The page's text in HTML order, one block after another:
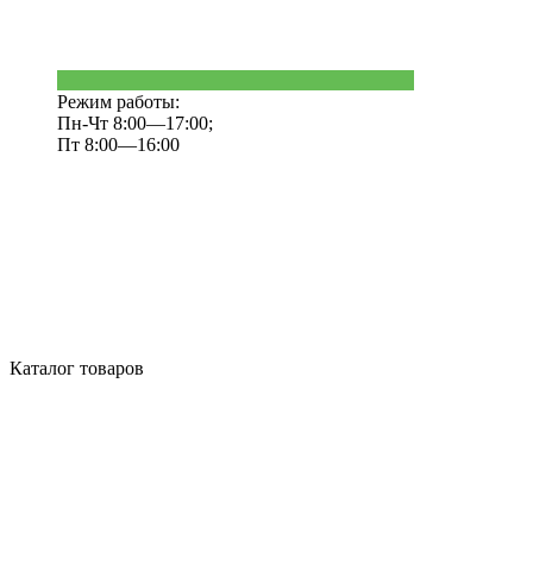
Режим работы:
Пн-Чт 8:00—17:00;
Пт 8:00—16:00
Каталог товаров